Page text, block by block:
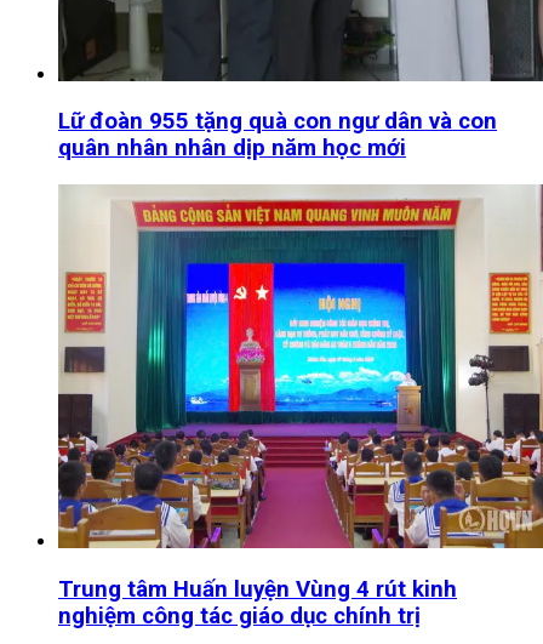
Lữ đoàn 955 tặng quà con ngư dân và con
quân nhân nhân dịp năm học mới
Trung tâm Huấn luyện Vùng 4 rút kinh
nghiệm công tác giáo dục chính trị